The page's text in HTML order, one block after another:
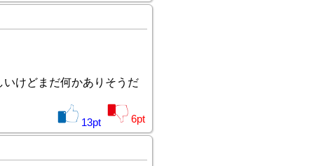
けどまだ何かありそうだ
13pt 6pt